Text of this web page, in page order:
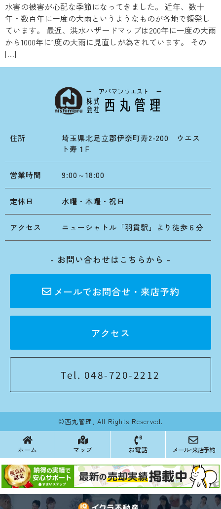
水害の被害が心配な季節になってきました。 近年、数十
年・数百年に一度の大雨というようなものが各地で頻発し
ています。 最近、洪水ハザードマップは200年に一度の大雨
から1000年に1度の大雨に見直しが為されています。 その
[…]
住所
埼玉県北足立郡伊奈町寿2-200 ウエス
ト寿１F
営業時間 9:00～18:00
定休日 水曜・木曜・祝日
アクセス ニューシャトル「羽貫駅」より徒歩６分
- お問い合わせはこちらから -
メールでお問合せ・来店予約
アクセス
Tel. 048-720-2212
©西丸管理, All Rights Reserved.
ホーム マップ お電話 メール･来店予約